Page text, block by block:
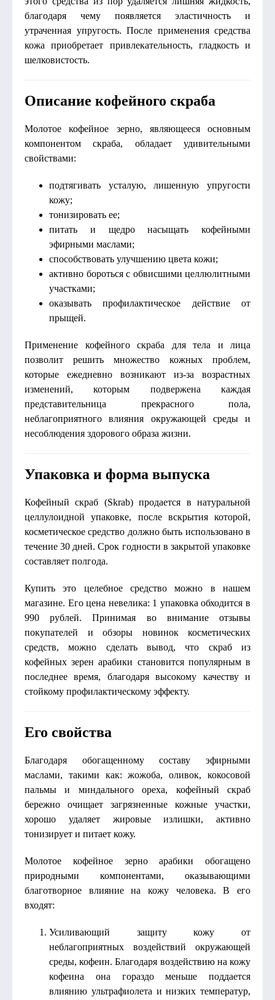
благодаря чему появляется эластичность и
утраченная упругость. После применения средства
кожа приобретает привлекательность, гладкость и
шелковистость.
Описание кофейного скраба
Молотое кофейное зерно, являющееся основным
компонентом скраба, обладает удивительными
свойствами:
подтягивать усталую, лишенную упругости
кожу;
тонизировать ее;
питать и щедро насыщать кофейными
эфирными маслами;
способствовать улучшению цвета кожи;
активно бороться с обвисшими целлюлитными
участками;
оказывать профилактическое действие от
прыщей.
Применение кофейного скраба для тела и лица
позволит решить множество кожных проблем,
которые ежедневно возникают из-за возрастных
изменений, которым подвержена каждая
представительница прекрасного пола,
неблагоприятного влияния окружающей среды и
несоблюдения здорового образа жизни.
Упаковка и форма выпуска
Кофейный скраб (Skrab) продается в натуральной
целлулоидной упаковке, после вскрытия которой,
косметическое средство должно быть использовано в
течение 30 дней. Срок годности в закрытой упаковке
составляет полгода.
Купить это целебное средство можно в нашем
магазине. Его цена невелика: 1 упаковка обходится в
990 рублей. Принимая во внимание отзывы
покупателей и обзоры новинок косметических
средств, можно сделать вывод, что скраб из
кофейных зерен арабики становится популярным в
последнее время, благодаря высокому качеству и
стойкому профилактическому эффекту.
Его свойства
Благодаря обогащенному составу эфирными
маслами, такими как: жожоба, оливок, кокосовой
пальмы и миндального ореха, кофейный скраб
бережно очищает загрязненные кожные участки,
хорошо удаляет жировые излишки, активно
тонизирует и питает кожу.
Молотое кофейное зерно арабики обогащено
природными компонентами, оказывающими
благотворное влияние на кожу человека. В его
входят:
Усиливающий защиту кожу от
неблагоприятных воздействий окружающей
среды, кофеин. Благодаря воздействию на кожу
кофеина она гораздо меньше поддается
влиянию ультрафиолета и низких температур,